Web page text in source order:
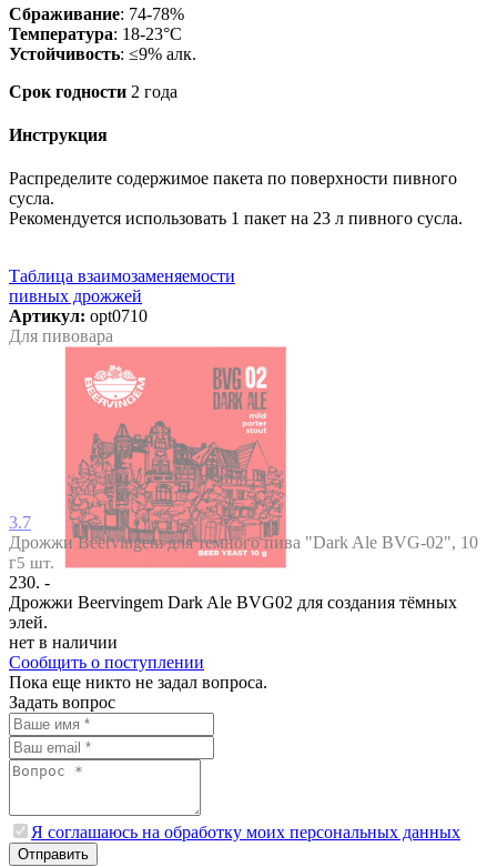
Сбраживание: 74-78%
Температура: 18-23°C
Устойчивость: ≤9% алк.
Срок годности 2 года
Инструкция
Распределите содержимое пакета по поверхности пивного
сусла.
Рекомендуется использовать 1 пакет на 23 л пивного сусла.
Таблица взаимозаменяемости
пивных дрожжей
Артикул: opt0710
Для пивовара
3.7
Дрожжи Beervingem для темного пива "Dark Ale BVG-02", 10
г5 шт.
230. -
Дрожжи Beervingem Dark Ale BVG02 для создания тёмных
элей.
нет в наличии
Сообщить о поступлении
Пока еще никто не задал вопроса.
Задать вопрос
Я соглашаюсь на обработку моих персональных данных
Отправить